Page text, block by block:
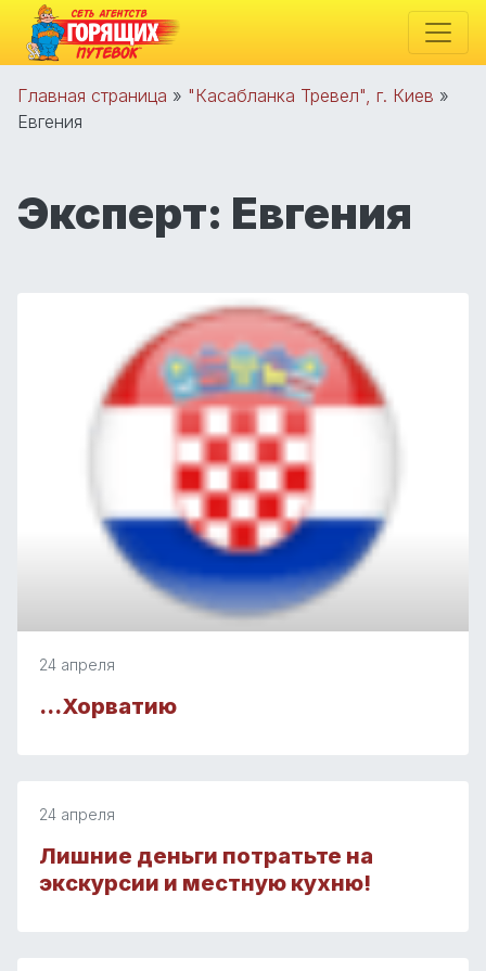
Главная страница » "Касабланка Тревел", г. Киев »
Евгения
Эксперт: Евгения
24 апреля
…Хорватию
24 апреля
Лишние деньги потратьте на
экскурсии и местную кухню!